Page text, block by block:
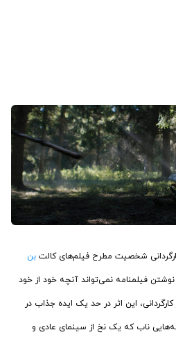
شخصیت مطرح فیلم‌های کالت بن
نوشتن فیلمنامه نمی‌تواند آنچه خود از خود
کارگردانی، این اثر در حد یک ایده جذاب در
ناب که یک نخ از سینمای عادی و